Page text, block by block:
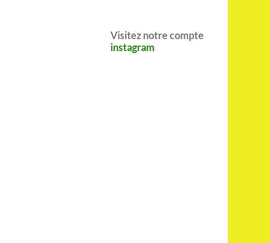
Visitez notre compte
instagram